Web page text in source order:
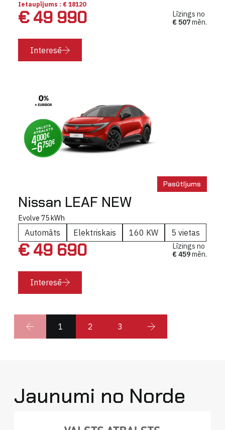
Ietaupījums : € 18120
€ 49 990
Līzings no
€ 507mēn.
Interesē
Pasūtījums
Nissan LEAF NEW
Evolve 75 kWh
Automāts Elektriskais 160 KW 5 vietas
€ 49 690
Līzings no
€ 459mēn.
Interesē
1 2 3
Jaunumi no Norde